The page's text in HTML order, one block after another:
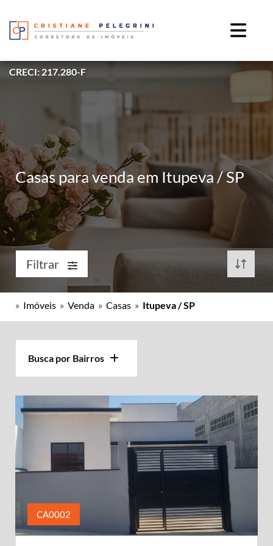
CRECI: 217.280-F
Casas para venda em Itupeva / SP
Filtrar
» Imóveis » Venda » Casas » Itupeva / SP
Busca por Bairros
CA0002